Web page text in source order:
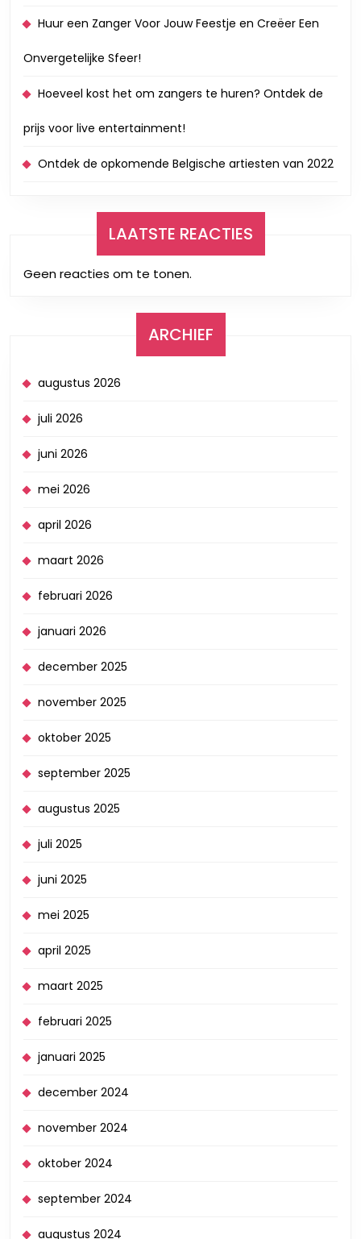
Huur een Zanger Voor Jouw Feestje en Creëer Een
Onvergetelijke Sfeer!
Hoeveel kost het om zangers te huren? Ontdek de
prijs voor live entertainment!
Ontdek de opkomende Belgische artiesten van 2022
LAATSTE REACTIES
Geen reacties om te tonen.
ARCHIEF
augustus 2026
juli 2026
juni 2026
mei 2026
april 2026
maart 2026
februari 2026
januari 2026
december 2025
november 2025
oktober 2025
september 2025
augustus 2025
juli 2025
juni 2025
mei 2025
april 2025
maart 2025
februari 2025
januari 2025
december 2024
november 2024
oktober 2024
september 2024
augustus 2024